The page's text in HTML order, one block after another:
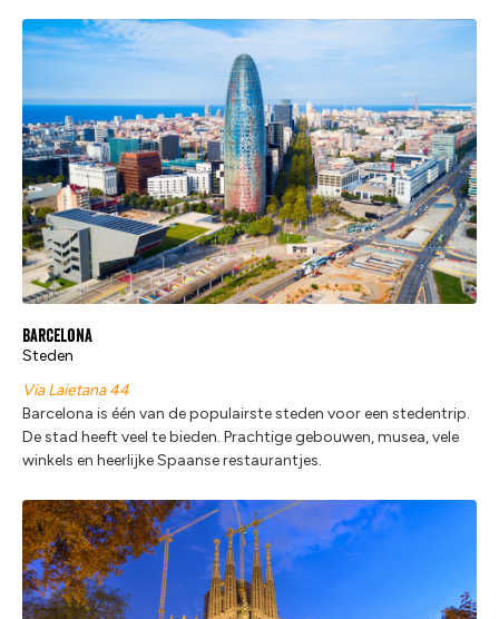
Barcelona
Steden
Via Laietana 44
Barcelona is één van de populairste steden voor een stedentrip.
De stad heeft veel te bieden. Prachtige gebouwen, musea, vele
winkels en heerlijke Spaanse restaurantjes.